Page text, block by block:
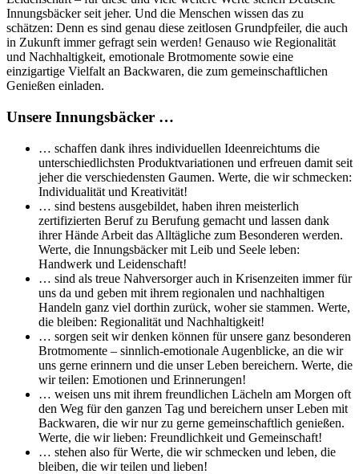
Innungsbäcker seit jeher. Und die Menschen wissen das zu
schätzen: Denn es sind genau diese zeitlosen Grundpfeiler, die auch
in Zukunft immer gefragt sein werden! Genauso wie Regionalität
und Nachhaltigkeit, emotionale Brotmomente sowie eine
einzigartige Vielfalt an Backwaren, die zum gemeinschaftlichen
Genießen einladen.
Unsere Innungsbäcker …
… schaffen dank ihres individuellen Ideenreichtums die
unterschiedlichsten Produktvariationen und erfreuen damit seit
jeher die verschiedensten Gaumen. Werte, die wir schmecken:
Individualität und Kreativität!
… sind bestens ausgebildet, haben ihren meisterlich
zertifizierten Beruf zu Berufung gemacht und lassen dank
ihrer Hände Arbeit das Alltägliche zum Besonderen werden.
Werte, die Innungsbäcker mit Leib und Seele leben:
Handwerk und Leidenschaft!
… sind als treue Nahversorger auch in Krisenzeiten immer für
uns da und geben mit ihrem regionalen und nachhaltigen
Handeln ganz viel dorthin zurück, woher sie stammen. Werte,
die bleiben: Regionalität und Nachhaltigkeit!
… sorgen seit wir denken können für unsere ganz besonderen
Brotmomente – sinnlich-emotionale Augenblicke, an die wir
uns gerne erinnern und die unser Leben bereichern. Werte, die
wir teilen: Emotionen und Erinnerungen!
… weisen uns mit ihrem freundlichen Lächeln am Morgen oft
den Weg für den ganzen Tag und bereichern unser Leben mit
Backwaren, die wir nur zu gerne gemeinschaftlich genießen.
Werte, die wir lieben: Freundlichkeit und Gemeinschaft!
… stehen also für Werte, die wir schmecken und leben, die
bleiben, die wir teilen und lieben!